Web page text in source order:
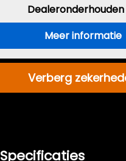
Dealeronderhouden
Meer informatie
Verberg
Specificaties